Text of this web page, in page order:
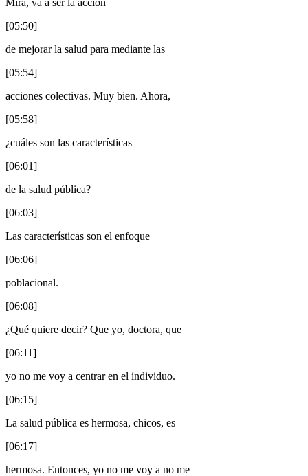
[05:50]
de mejorar la salud para mediante las
[05:54]
acciones colectivas. Muy bien. Ahora,
[05:58]
¿cuáles son las características
[06:01]
de la salud pública?
[06:03]
Las características son el enfoque
[06:06]
poblacional.
[06:08]
¿Qué quiere decir? Que yo, doctora, que
[06:11]
yo no me voy a centrar en el individuo.
[06:15]
La salud pública es hermosa, chicos, es
[06:17]
hermosa. Entonces, yo no me voy a no me